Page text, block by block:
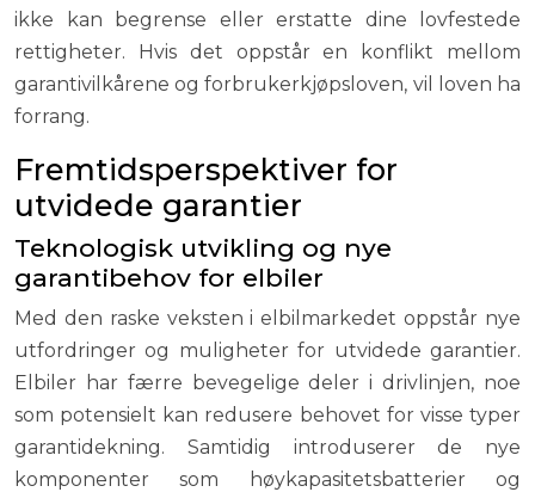
ikke kan begrense eller erstatte dine lovfestede
rettigheter. Hvis det oppstår en konflikt mellom
garantivilkårene og forbrukerkjøpsloven, vil loven ha
forrang.
Fremtidsperspektiver for
utvidede garantier
Teknologisk utvikling og nye
garantibehov for elbiler
Med den raske veksten i elbilmarkedet oppstår nye
utfordringer og muligheter for utvidede garantier.
Elbiler har færre bevegelige deler i drivlinjen, noe
som potensielt kan redusere behovet for visse typer
garantidekning. Samtidig introduserer de nye
komponenter som høykapasitetsbatterier og